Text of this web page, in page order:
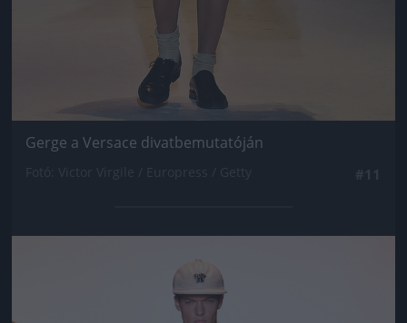
Gerge a Versace divatbemutatóján
Jön még kép!